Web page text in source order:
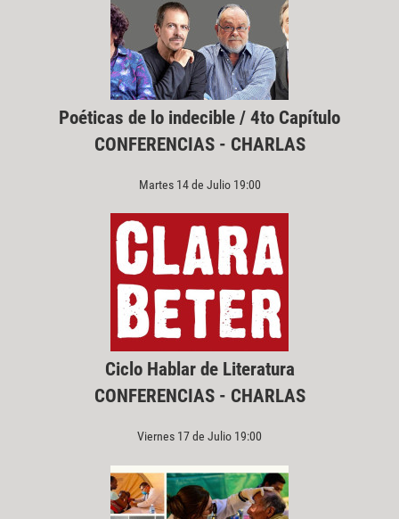
Poéticas de lo indecible / 4to Capítulo
CONFERENCIAS - CHARLAS
Martes 14 de Julio 19:00
Ciclo Hablar de Literatura
CONFERENCIAS - CHARLAS
Viernes 17 de Julio 19:00